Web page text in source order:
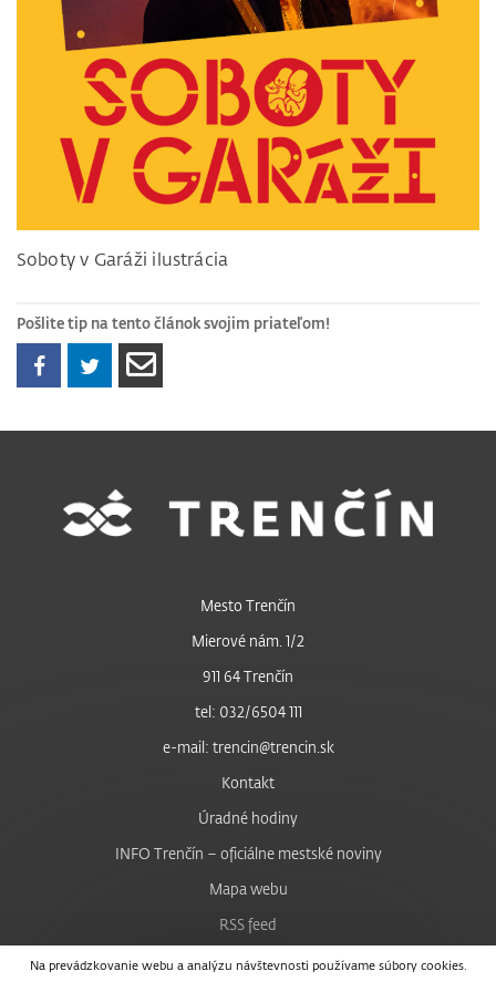
Soboty v Garáži ilustrácia
Pošlite tip na tento článok svojim priateľom!
Na prevádzkovanie webu a analýzu návštevnosti používame súbory cookies.
Mesto Trenčín
Mierové nám. 1/2
911 64 Trenčín
tel: 032/6504 111
e-mail: trencin@trencin.sk
Kontakt
Úradné hodiny
INFO Trenčín – oficiálne mestské noviny
Mapa webu
RSS feed
Nastavenie cookies